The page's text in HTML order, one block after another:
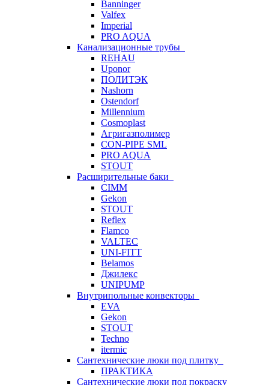
Banninger
Valfex
Imperial
PRO AQUA
Канализационные трубы
REHAU
Uponor
ПОЛИТЭК
Nashorn
Ostendorf
Millennium
Cosmoplast
Агригазполимер
CON-PIPE SML
PRO AQUA
STOUT
Расширительные баки
CIMM
Gekon
STOUT
Reflex
Flamco
VALTEC
UNI-FITT
Belamos
Джилекс
UNIPUMP
Внутрипольные конвекторы
EVA
Gekon
STOUT
Techno
itermic
Сантехнические люки под плитку
ПРАКТИКА
Сантехнические люки под покраску